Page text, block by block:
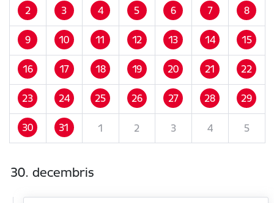
2 3 4 5 6 7 8
9 10 11 12 13 14 15
16 17 18 19 20 21 22
23 24 25 26 27 28 29
30 31 1 2 3 4 5
30. decembris